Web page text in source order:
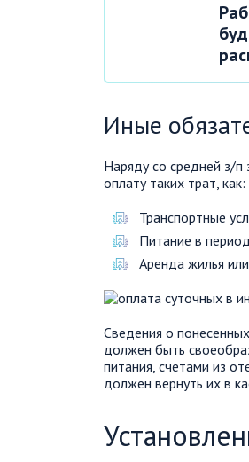
Иные
Наряду со средней з/п
оплату таких трат, как:
Транспортные
Питание в
Аренда жилья
Сведения о
должен быть
питания, счетами из
должен вернуть их в